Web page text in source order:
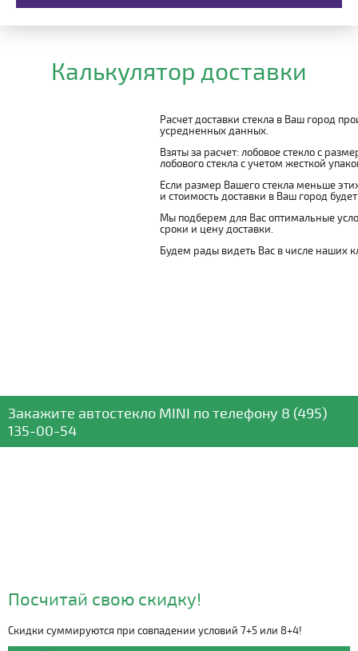
Калькулятор доставки
Расчет доставки стекла в Ваш город
усредненных данных.
Взяты за расчет: лобовое стекло с
лобового стекла с учетом жесткой
Если размер Вашего стекла меньше
и стоимость доставки в Ваш город
Мы подберем для Вас оптимальные
сроки и цену доставки.
Будем рады видеть Вас в числе наших
Закажите автостекло MINI по телефону 8 (495)
135-00-54
Видео о компании
Посчитай свою скидку!
Скидки суммируются при совпадении условий 7+5 или 8+4!